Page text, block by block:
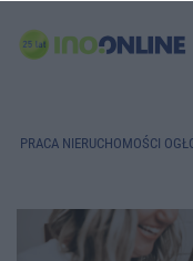
PRACA NIERUCHOMOŚCI